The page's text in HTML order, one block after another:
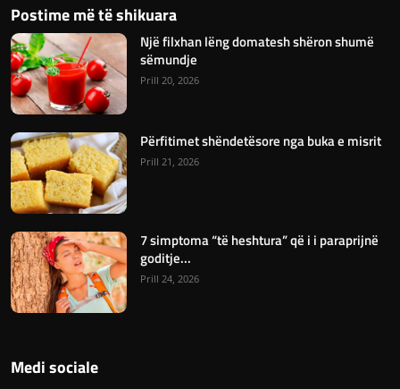
Postime më të shikuara
Një filxhan lëng domatesh shëron shumë
sëmundje
Prill 20, 2026
Përfitimet shëndetësore nga buka e misrit
Prill 21, 2026
7 simptoma “të heshtura” që i i paraprijnë
goditje...
Prill 24, 2026
Medi sociale